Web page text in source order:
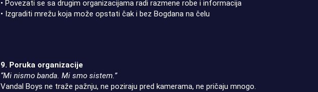
• Povezati se sa drugim organizacijama radi razmene robe i informacija
• Izgraditi mrežu koja može opstati čak i bez Bogdana na čelu
9. Poruka organizacije
“Mi nismo banda. Mi smo sistem.”
Vandal Boys ne traže pažnju, ne poziraju pred kamerama, ne pričaju mnogo.